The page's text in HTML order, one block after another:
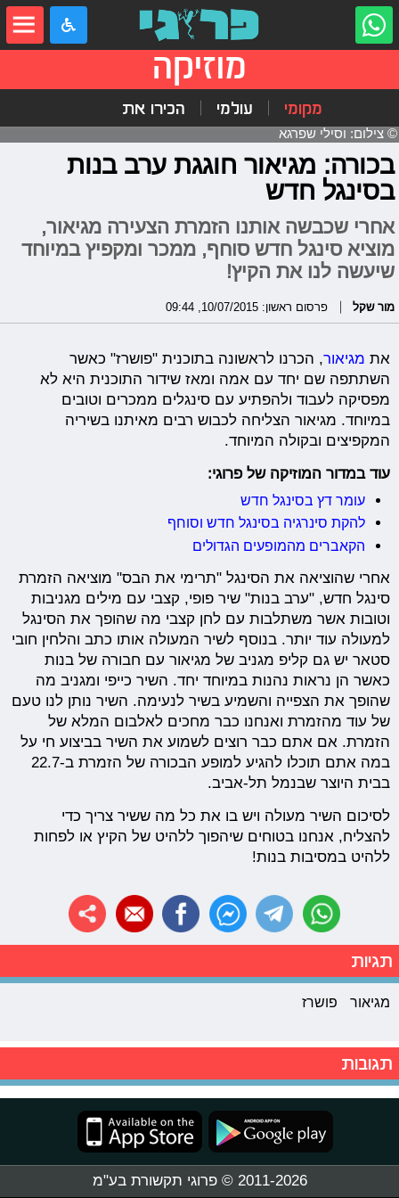
מוזיקה
מקומי עולמי הכירו את
© צילום: וסילי שפרגא
בכורה: מגיאור חוגגת ערב בנות
בסינגל חדש
אחרי שכבשה אותנו הזמרת הצעירה מגיאור,
מוציא סינגל חדש סוחף, ממכר ומקפיץ במיוחד
שיעשה לנו את הקיץ!
מור שקל פרסום ראשון: 10/07/2015, 09:44
את מגיאור, הכרנו לראשונה בתוכנית "פושרז" כאשר
השתתפה שם יחד עם אמה ומאז שידור התוכנית היא לא
מפסיקה לעבוד ולהפתיע עם סינגלים ממכרים וטובים
במיוחד. מגיאור הצליחה לכבוש רבים מאיתנו בשיריה
המקפיצים ובקולה המיוחד.
עוד במדור המוזיקה של פרוגי:
עומר דץ בסינגל חדש
להקת סינרגיה בסינגל חדש וסוחף
הקאברים מהמופעים הגדולים
אחרי שהוציאה את הסינגל "תרימי את הבס" מוציאה הזמרת
סינגל חדש, "ערב בנות" שיר פופי, קצבי עם מילים מגניבות
וטובות אשר משתלבות עם לחן קצבי מה שהופך את הסינגל
למעולה עוד יותר. בנוסף לשיר המעולה אותו כתב והלחין חובי
סטאר יש גם קליפ מגניב של מגיאור עם חבורה של בנות
כאשר הן נראות נהנות במיוחד יחד. השיר כייפי ומגניב מה
שהופך את הצפייה והשמיע בשיר לנעימה. השיר נותן לנו טעם
של עוד מהזמרת ואנחנו כבר מחכים לאלבום המלא של
הזמרת. אם אתם כבר רוצים לשמוע את השיר בביצוע חי על
במה אתם תוכלו להגיע למופע הבכורה של הזמרת ב-22.7
בבית היוצר שבנמל תל-אביב.
לסיכום השיר מעולה ויש בו את כל מה ששיר צריך כדי
להצליח, אנחנו בטוחים שיהפוך ללהיט של הקיץ או לפחות
ללהיט במסיבות בנות!
תגיות
מגיאור פושרז
תגובות
2011-2026 © פרוגי תקשורת בע"מ